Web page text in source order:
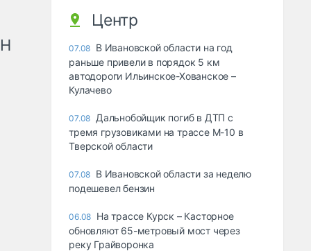
Центр
07.08 В Ивановской области на год
раньше привели в порядок 5 км
автодороги Ильинское-Хованское –
Кулачево
07.08 Дальнобойщик погиб в ДТП с
тремя грузовиками на трассе М-10 в
Тверской области
07.08 В Ивановской области за неделю
подешевел бензин
06.08 На трассе Курск – Касторное
обновляют 65-метровый мост через
реку Грайворонка